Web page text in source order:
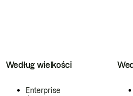
Według wielkości
Enterprise